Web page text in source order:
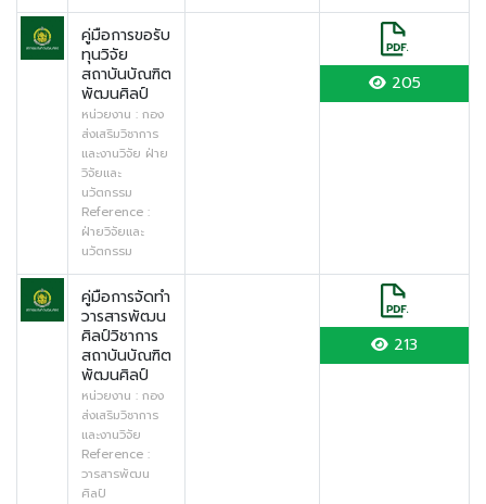
คู่มือการขอรับ
ทุนวิจัย
สถาบันบัณฑิต
พัฒนศิลป์
หน่วยงาน : กอง
ส่งเสริมวิชาการ
และงานวิจัย ฝ่าย
วิจัยและ
นวัตกรรม
Reference :
ฝ่ายวิจัยและ
นวัตกรรม
205
คู่มือการจัดทำ
วารสารพัฒน
ศิลป์วิชาการ
สถาบันบัณฑิต
พัฒนศิลป์
หน่วยงาน : กอง
ส่งเสริมวิชาการ
และงานวิจัย
Reference :
วารสารพัฒน
ศิลป์
213